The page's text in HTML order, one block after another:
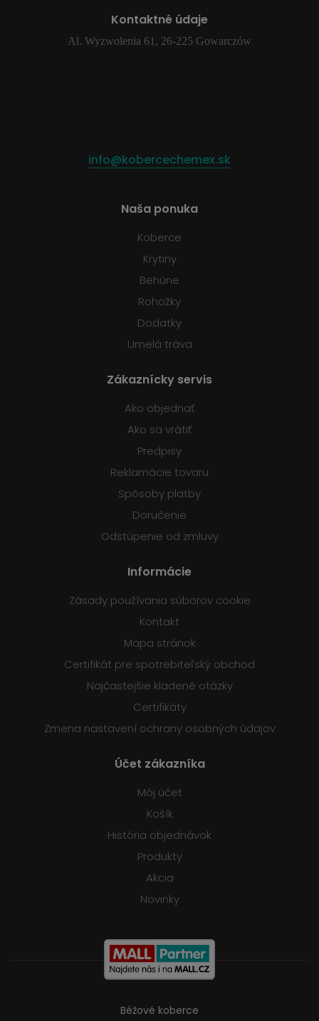
Kontaktné údaje
Al. Wyzwolenia 61, 26-225 Gowarczów
info@kobercechemex.sk
Naša ponuka
Koberce
Krytiny
Behúne
Rohožky
Dodatky
Umelá tráva
Zákaznícky servis
Ako objednať
Ako sa vrátiť
Predpisy
Reklamácie tovaru
Spôsoby platby
Doručenie
Odstúpenie od zmluvy
Informácie
Zásady používania súborov cookie
Kontakt
Mapa stránok
Certifikát pre spotrebiteľský obchod
Najčastejšie kladené otázky
Certifikáty
Zmena nastavení ochrany osobných údajov
Účet zákazníka
Môj účet
Košík
História objednávok
Produkty
Akcia
Novinky
Béžové koberce